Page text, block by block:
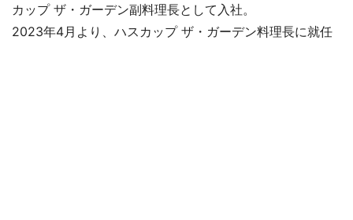
カップ ザ・ガーデン副料理長として入社。
2023年4月より、ハスカップ ザ・ガーデン料理長に就任